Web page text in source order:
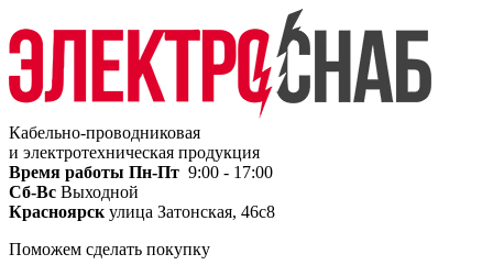
Кабельно-проводниковая
и электротехническая продукция
Время работы Пн-Пт 9:00 - 17:00
Сб-Вс Выходной
Красноярск улица Затонская, 46с8
Поможем сделать покупку